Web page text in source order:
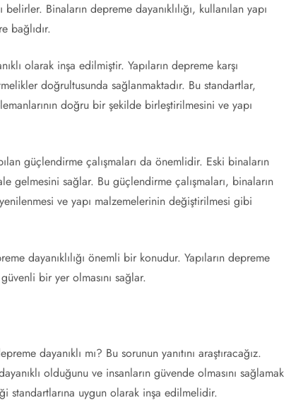
Binaların depreme dayanıklılığı, kullanılan yapı
bağlıdır.
olarak inşa edilmiştir. Yapıların depreme karşı
doğrultusunda sağlanmaktadır. Bu standartlar,
doğru bir şekilde birleştirilmesini ve yapı
güçlendirme çalışmaları da önemlidir. Eski binaların
gelmesini sağlar. Bu güçlendirme çalışmaları, binaların
ve yapı malzemelerinin değiştirilmesi gibi
dayanıklılığı önemli bir konudur. Yapıların depreme
bir yer olmasını sağlar.
dayanıklı mı? Bu sorunun yanıtını araştıracağız.
olduğunu ve insanların güvende olmasını sağlamak
standartlarına uygun olarak inşa edilmelidir.